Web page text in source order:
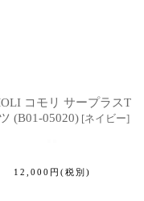
コモリ サープラスT
(B01-05020) [ネイビー]
12,000 円 (税別)